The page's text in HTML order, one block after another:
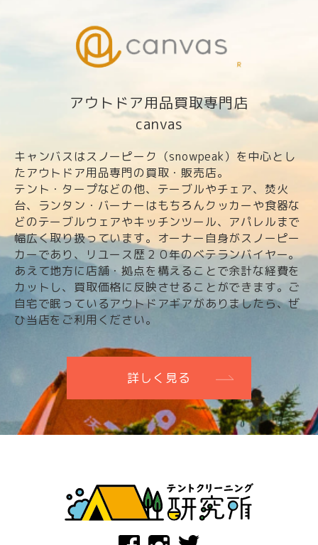
アウトドア用品買取専門店
canvas
キャンバスはスノーピーク（snowpeak）を中心とし
たアウトドア用品専門の買取・販売店。
テント・タープなどの他、テーブルやチェア、焚火
台、ランタン・バーナーはもちろんクッカーや食器な
どのテーブルウェアやキッチンツール、アパレルまで
幅広く取り扱っています。オーナー自身がスノーピー
カーであり、リユース歴２０年のベテランバイヤー。
あえて地方に店舗・拠点を構えることで余計な経費を
カットし、買取価格に反映させることができます。ご
自宅で眠っているアウトドアギアがありましたら、ぜ
ひ当店をご利用ください。
詳しく見る